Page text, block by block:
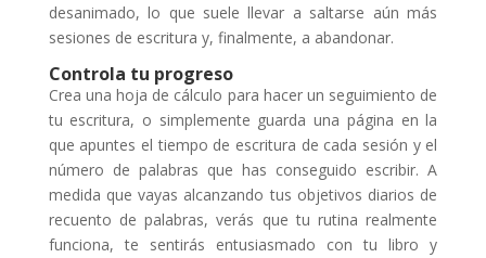
desanimado, lo que suele llevar a saltarse aún más
sesiones de escritura y, finalmente, a abandonar.
Controla tu progreso
Crea una hoja de cálculo para hacer un seguimiento de
tu escritura, o simplemente guarda una página en la
que apuntes el tiempo de escritura de cada sesión y el
número de palabras que has conseguido escribir. A
medida que vayas alcanzando tus objetivos diarios de
recuento de palabras, verás que tu rutina realmente
funciona, te sentirás entusiasmado con tu libro y